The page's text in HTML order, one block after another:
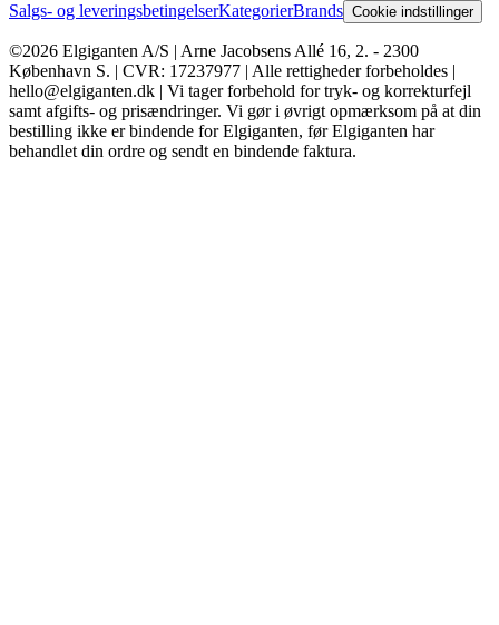
Salgs- og leveringsbetingelserKategorierBrands Cookie indstillinger
©2026 Elgiganten A/S | Arne Jacobsens Allé 16, 2. - 2300
København S. | CVR: 17237977 | Alle rettigheder forbeholdes |
hello@elgiganten.dk | Vi tager forbehold for tryk- og korrekturfejl
samt afgifts- og prisændringer. Vi gør i øvrigt opmærksom på at din
bestilling ikke er bindende for Elgiganten, før Elgiganten har
behandlet din ordre og sendt en bindende faktura.